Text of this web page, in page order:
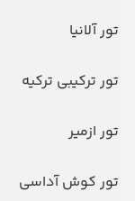
تور آلانیا
تور ترکیبی ترکیه
تور ازمیر
تور کوش آداسی
امکانات هتل